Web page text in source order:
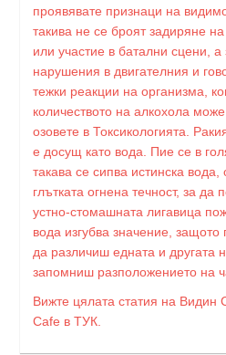
проявявате признаци на
такива не се броят задиряне
или участие в батални сцени, а
нарушения в двигателния и
тежки реакции на организма,
количеството на алкохола
озовете в Токсикологията.
е досущ като вода. Пие се в
такава се сипва истинска вода,
глътката огнена течност, за да
устно-стомашната лигавица
вода изгубва значение,
да различиш едната и другата
запомниш разположението на
Вижте цялата статия на Видин
Cafe в ТУК.